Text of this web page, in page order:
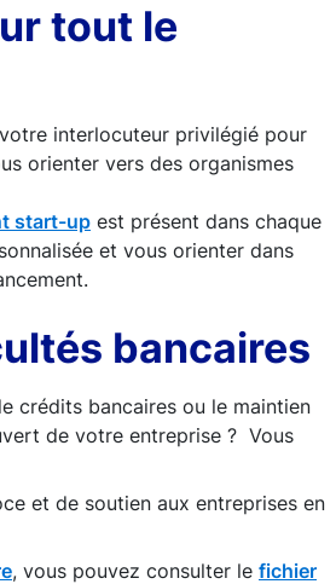
tout le
interlocuteur privilégié pour
orienter vers des organismes
start-up est présent dans chaque
et vous orienter dans
bancaires
crédits bancaires ou le maintien
de votre entreprise ? Vous
et de soutien aux entreprises en
, vous pouvez consulter le fichier